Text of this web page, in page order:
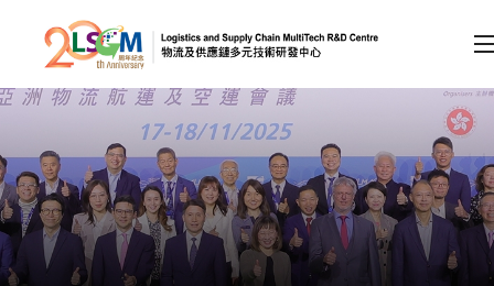
跳到内容（按回车键）
会员登录
A A EN 繁 简